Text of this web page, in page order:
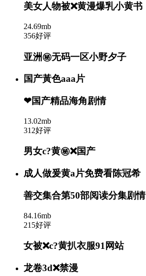
美女人物被❌黄漫爆乳小黄书
24.69mb
356好评
亚洲㊙️无码一区小野夕子
国产黃色aaa片
❤国产精品海角剧情
13.02mb
312好评
男女c?黄㊙️❌国产
成人做爰黄a片免费看陈冠希
善交集合第50部阅读分集剧情
84.16mb
215好评
女被❌c?黄扒衣服91网站
龙卷3d❌禁漫